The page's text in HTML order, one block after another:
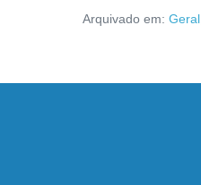
Arquivado em: Geral